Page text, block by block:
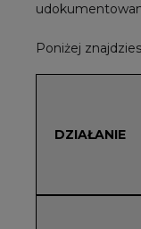
Poniżej
DZIAŁANIE